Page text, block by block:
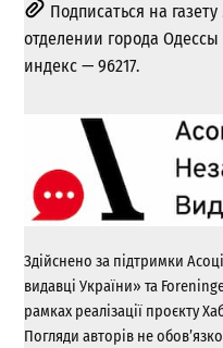
Подписаться на
отделении города
индекс — 96217.
Здійснено за підтримки
видавці України» та
рамках реалізації проєкту
Погляди авторів не